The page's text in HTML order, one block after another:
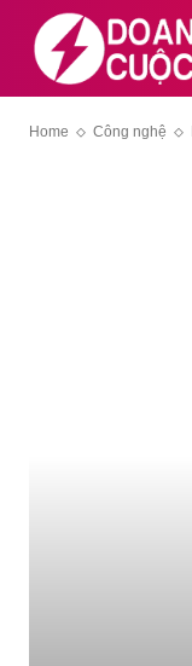
Home Công nghệ